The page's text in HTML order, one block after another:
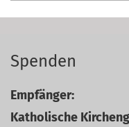
Spenden
Empfänger:
Katholische